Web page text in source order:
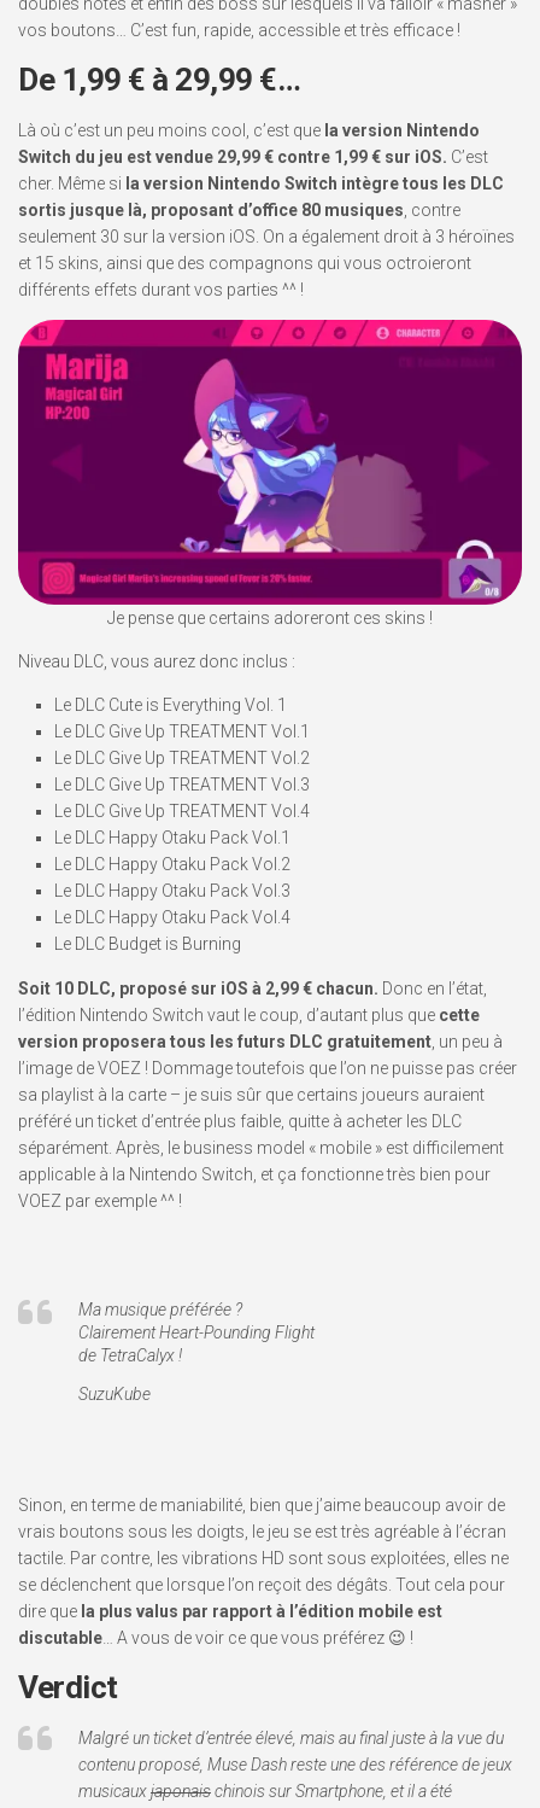
doubles notes et enfin des boss sur lesquels il va falloir « masher »
vos boutons… C’est fun, rapide, accessible et très efficace !
De 1,99 € à 29,99 €…
Là où c’est un peu moins cool, c’est que la version Nintendo
Switch du jeu est vendue 29,99 € contre 1,99 € sur iOS. C’est
cher. Même si la version Nintendo Switch intègre tous les DLC
sortis jusque là, proposant d’office 80 musiques, contre
seulement 30 sur la version iOS. On a également droit à 3 héroïnes
et 15 skins, ainsi que des compagnons qui vous octroieront
différents effets durant vos parties ^^ !
Je pense que certains adoreront ces skins !
Niveau DLC, vous aurez donc inclus :
Le DLC Cute is Everything Vol. 1
Le DLC Give Up TREATMENT Vol.1
Le DLC Give Up TREATMENT Vol.2
Le DLC Give Up TREATMENT Vol.3
Le DLC Give Up TREATMENT Vol.4
Le DLC Happy Otaku Pack Vol.1
Le DLC Happy Otaku Pack Vol.2
Le DLC Happy Otaku Pack Vol.3
Le DLC Happy Otaku Pack Vol.4
Le DLC Budget is Burning
Soit 10 DLC, proposé sur iOS à 2,99 € chacun. Donc en l’état,
l’édition Nintendo Switch vaut le coup, d’autant plus que cette
version proposera tous les futurs DLC gratuitement, un peu à
l’image de VOEZ ! Dommage toutefois que l’on ne puisse pas créer
sa playlist à la carte – je suis sûr que certains joueurs auraient
préféré un ticket d’entrée plus faible, quitte à acheter les DLC
séparément. Après, le business model « mobile » est difficilement
applicable à la Nintendo Switch, et ça fonctionne très bien pour
VOEZ par exemple ^^ !
Ma musique préférée ?
Clairement Heart-Pounding Flight
de TetraCalyx !
SuzuKube
Sinon, en terme de maniabilité, bien que j’aime beaucoup avoir de
vrais boutons sous les doigts, le jeu se est très agréable à l’écran
tactile. Par contre, les vibrations HD sont sous exploitées, elles ne
se déclenchent que lorsque l’on reçoit des dégâts. Tout cela pour
dire que la plus valus par rapport à l’édition mobile est
discutable … A vous de voir ce que vous préférez 😉 !
Verdict
Malgré un ticket d’entrée élevé, mais au final juste à la vue du
contenu proposé, Muse Dash reste une des référence de jeux
musicauxjaponaischinois sur Smartphone, et il a été